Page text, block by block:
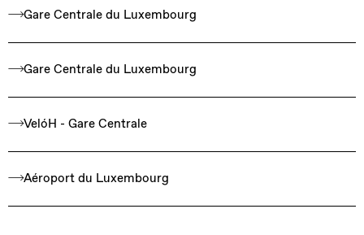
Gare Centrale du Luxembourg
Gare Centrale du Luxembourg
VelóH - Gare Centrale
Aéroport du Luxembourg